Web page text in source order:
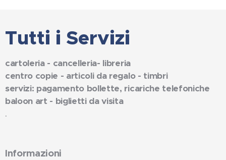
Tutti i Servizi
cartoleria - cancelleria- libreria
centro copie - articoli da regalo - timbri
servizi: pagamento bollette, ricariche telefoniche
baloon art - biglietti da visita
.
Informazioni